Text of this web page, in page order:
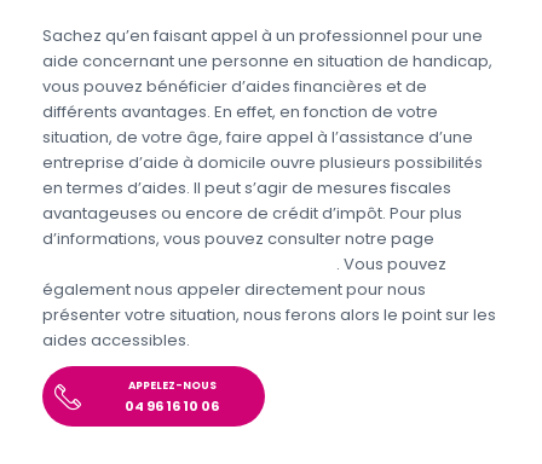
Sachez qu’en faisant appel à un professionnel pour une
aide concernant une personne en situation de handicap,
vous pouvez bénéficier d’aides financières et de
différents avantages. En effet, en fonction de votre
situation, de votre âge, faire appel à l’assistance d’une
entreprise d’aide à domicile ouvre plusieurs possibilités
en termes d’aides. Il peut s’agir de mesures fiscales
avantageuses ou encore de crédit d’impôt. Pour plus
d’informations, vous pouvez consulter notre page
. Vous pouvez
également nous appeler directement pour nous
présenter votre situation, nous ferons alors le point sur les
aides accessibles.
APPELEZ-NOUS
04 96 16 10 06